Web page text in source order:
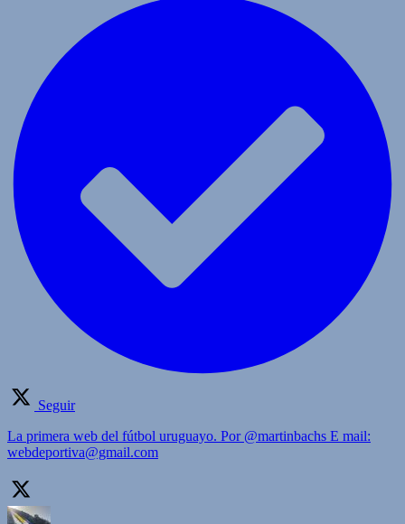
Seguir
La primera web del fútbol uruguayo. Por @martinbachs E mail:
webdeportiva@gmail.com